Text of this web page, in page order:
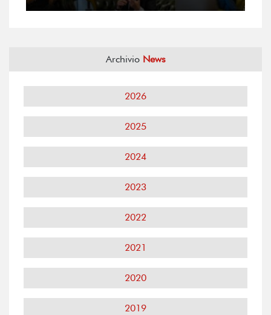
Archivio News
2026
2025
2024
2023
2022
2021
2020
2019